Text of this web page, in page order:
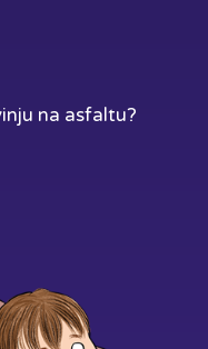
na asfaltu?